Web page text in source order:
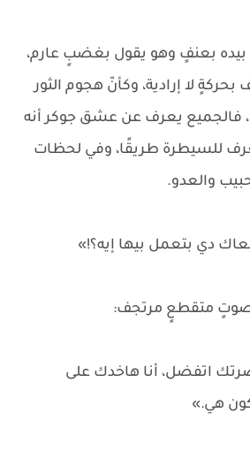
بعنفٍ وهو يقول بغضبٍ عارم،
لا إرادية، وكأنّ هجوم الثور
فالجميع يعرف عن عشق جوكر أنه
للسيطرة طريقًا، وفي لحظات
والعدو.
دي بتعمل بيها إيه؟!»
متقطعٍ مرتجف:
اتفضل، أنا هاخدك على
هي.»